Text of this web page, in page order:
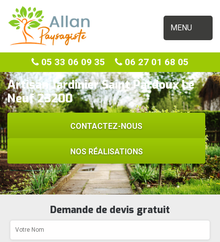
MENU
05 33 06 09 35 06 27 01 68 05
Artisan Jardinier Saint Pardoux Le
Neuf 23200
CONTACTEZ-NOUS
NOS RÉALISATIONS
Demande de devis gratuit